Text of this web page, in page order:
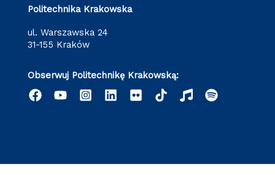
Politechnika Krakowska
ul. Warszawska 24
31-155 Kraków
Obserwuj Politechnikę Krakowską: